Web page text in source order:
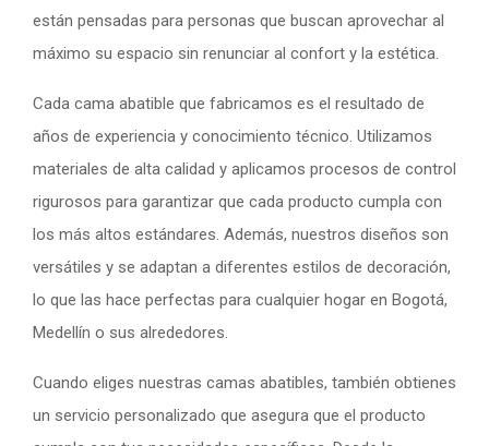
están pensadas para personas que buscan aprovechar al
máximo su espacio sin renunciar al confort y la estética.
Cada cama abatible que fabricamos es el resultado de
años de experiencia y conocimiento técnico. Utilizamos
materiales de alta calidad y aplicamos procesos de control
rigurosos para garantizar que cada producto cumpla con
los más altos estándares. Además, nuestros diseños son
versátiles y se adaptan a diferentes estilos de decoración,
lo que las hace perfectas para cualquier hogar en Bogotá,
Medellín o sus alrededores.
Cuando eliges nuestras camas abatibles, también obtienes
un servicio personalizado que asegura que el producto